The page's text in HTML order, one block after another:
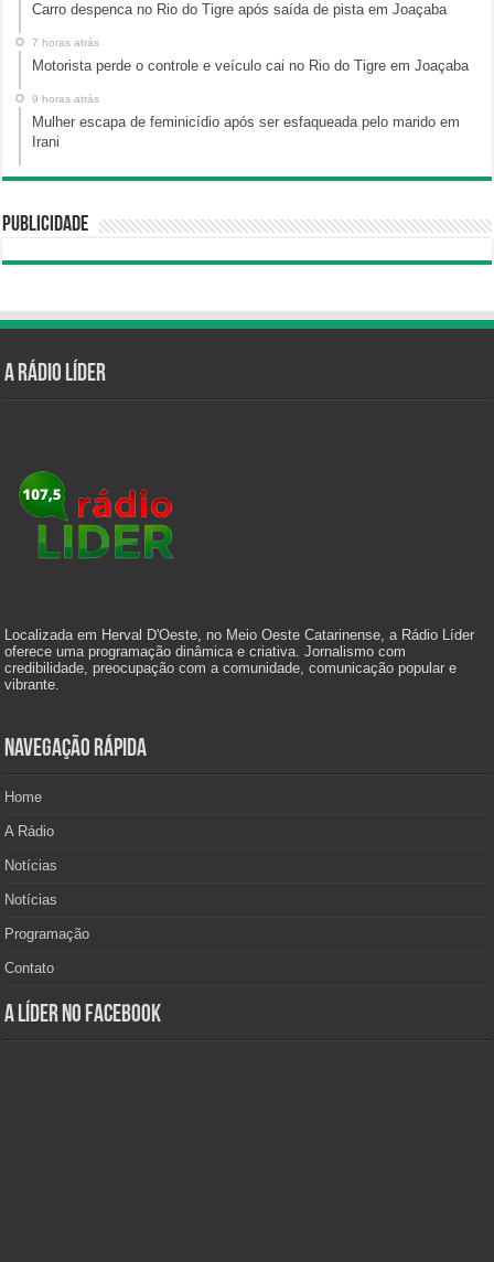
Carro despenca no Rio do Tigre após saída de pista em Joaçaba
7 horas atrás
Motorista perde o controle e veículo cai no Rio do Tigre em Joaçaba
9 horas atrás
Mulher escapa de feminicídio após ser esfaqueada pelo marido em
Irani
Publicidade
A Rádio Líder
Localizada em Herval D'Oeste, no Meio Oeste Catarinense, a Rádio Líder
oferece uma programação dinâmica e criativa. Jornalismo com
credibilidade, preocupação com a comunidade, comunicação popular e
vibrante.
Navegação Rápida
Home
A Rádio
Notícias
Notícias
Programação
Contato
A Líder no Facebook